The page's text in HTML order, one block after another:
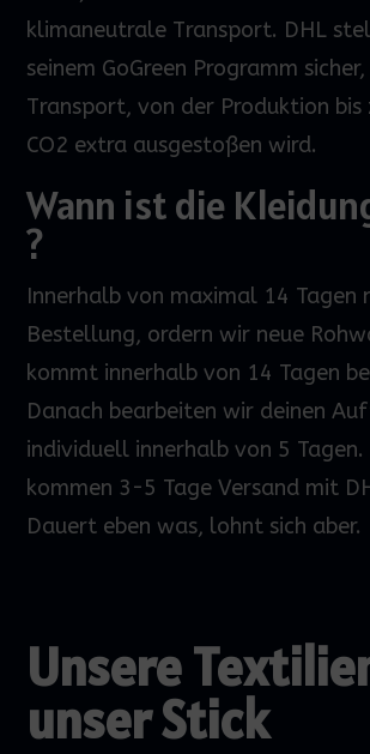
klimaneutrale Transport. DHL
seinem GoGreen Programm
Transport, von der Produktion bis
CO2 extra ausgestoßen wird.
Wann ist die
?
Innerhalb von maximal 14 Tagen
Bestellung, ordern wir neue
kommt innerhalb von 14 Tagen
Danach bearbeiten wir deinen
individuell innerhalb von 5 Tagen.
kommen 3-5 Tage Versand mit
Dauert eben was, lohnt sich aber.
Unsere
unser Stick